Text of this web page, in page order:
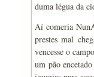
duma légua da
Aí comeria
prestes mal
vencesse o
um pão